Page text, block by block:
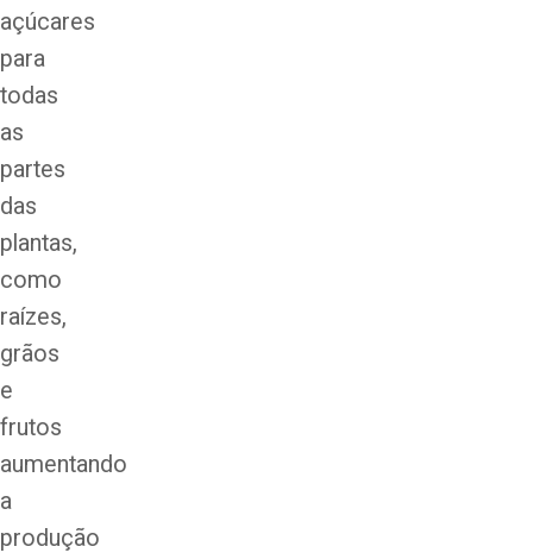
açúcares
para
todas
as
partes
das
plantas,
como
raízes,
grãos
e
frutos
aumentando
a
produção